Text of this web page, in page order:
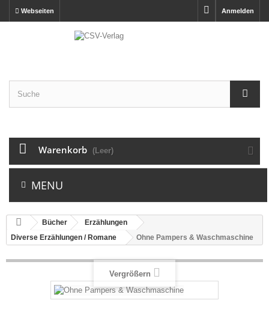
Anmelden
Webseiten
Warenkorb (Leer)
MENU
Bücher
Erzählungen
Diverse Erzählungen / Romane
Ohne Pampers & Waschmaschine
Vergrößern